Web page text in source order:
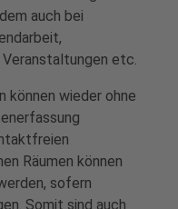
auch bei
etc.
können wieder ohne
Räumen können
sofern
Somit sind auch